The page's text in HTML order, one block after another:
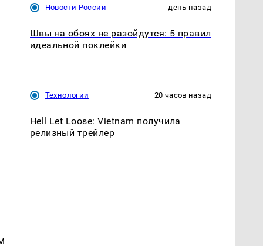
Новости России день назад
Швы на обоях не разойдутся: 5 правил
идеальной поклейки
Технологии 20 часов назад
Hell Let Loose: Vietnam получила
релизный трейлер